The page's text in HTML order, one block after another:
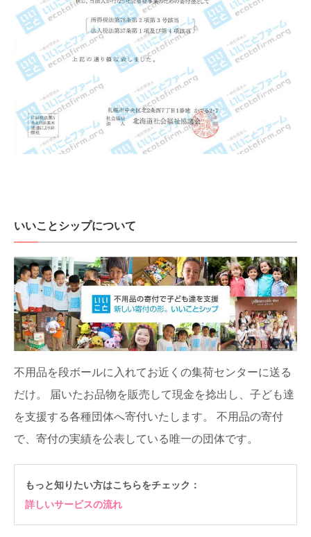
いいことシップについて
不用品を段ボールに入れてお近くの集荷センターに送る
だけ。
届いたお品物を販売して現金を捻出し、子ども達
を支援する各種団体へ寄付いたします。
不用品の寄付
で、寄付の実績を公表している唯一の団体です。
もっと知りたい方はこちらをチェック：
詳しいサービスの流れ